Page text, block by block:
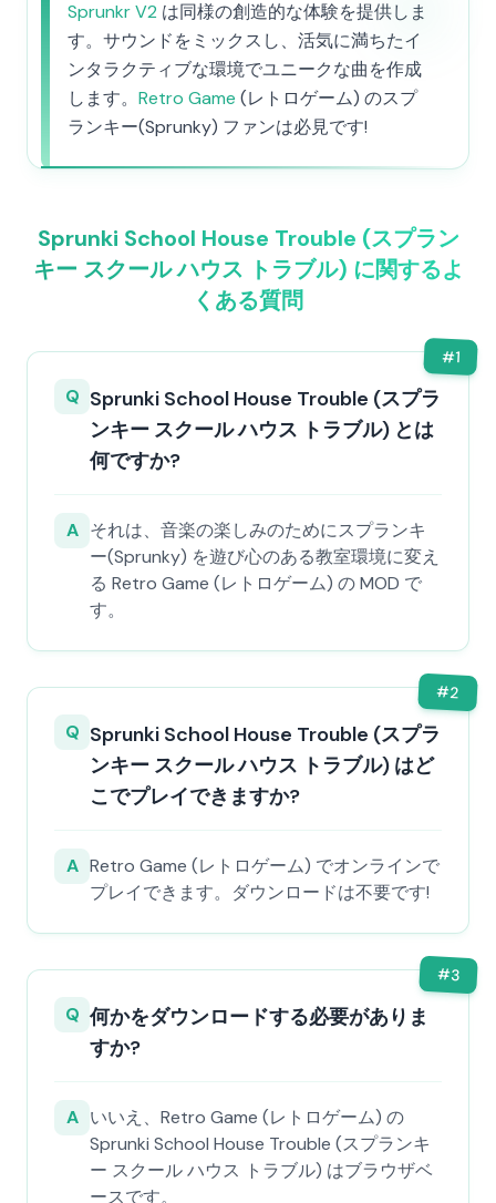
Sprunkr V2 は同様の創造的な体験を提供しま
す。サウンドをミックスし、活気に満ちたイ
ンタラクティブな環境でユニークな曲を作成
します。 Retro Game (レトロゲーム) のスプ
ランキー(Sprunky) ファンは必見です!
Sprunki School House Trouble (スプラン
キー スクール ハウス トラブル) に関するよ
くある質問
#1
Q Sprunki School House Trouble (スプラ
ンキー スクール ハウス トラブル) とは
何ですか?
A それは、音楽の楽しみのためにスプランキ
ー(Sprunky) を遊び心のある教室環境に変え
る Retro Game (レトロゲーム) の MOD で
す。
#2
Q Sprunki School House Trouble (スプラ
ンキー スクール ハウス トラブル) はど
こでプレイできますか?
A Retro Game (レトロゲーム) でオンラインで
プレイできます。ダウンロードは不要です!
#3
Q 何かをダウンロードする必要がありま
すか?
A いいえ、Retro Game (レトロゲーム) の
Sprunki School House Trouble (スプランキ
ー スクール ハウス トラブル) はブラウザベ
ースです。